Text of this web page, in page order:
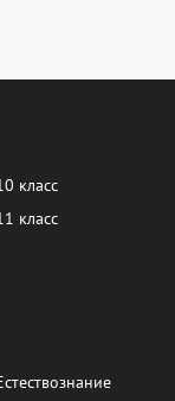
класс
класс